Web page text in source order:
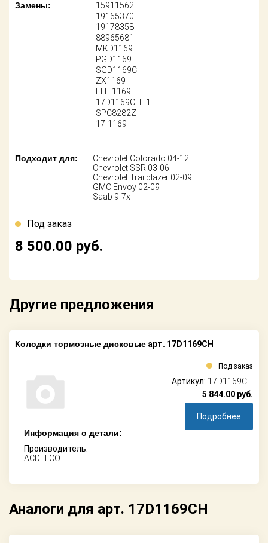
Замены:
15911562
19165370
19178358
88965681
MKD1169
PGD1169
SGD1169C
ZX1169
EHT1169H
17D1169CHF1
SPC8282Z
17-1169
Подходит для:
Chevrolet Colorado 04-12
Chevrolet SSR 03-06
Chevrolet Trailblazer 02-09
GMC Envoy 02-09
Saab 9-7x
Под заказ
8 500.00 руб.
Другие предложения
Колодки тормозные дисковые арт. 17D1169CH
Информация о детали:
Производитель:
ACDELCO
Под заказ
Артикул: 17D1169CH
5 844.00 руб.
Подробнее
Аналоги для арт. 17D1169CH